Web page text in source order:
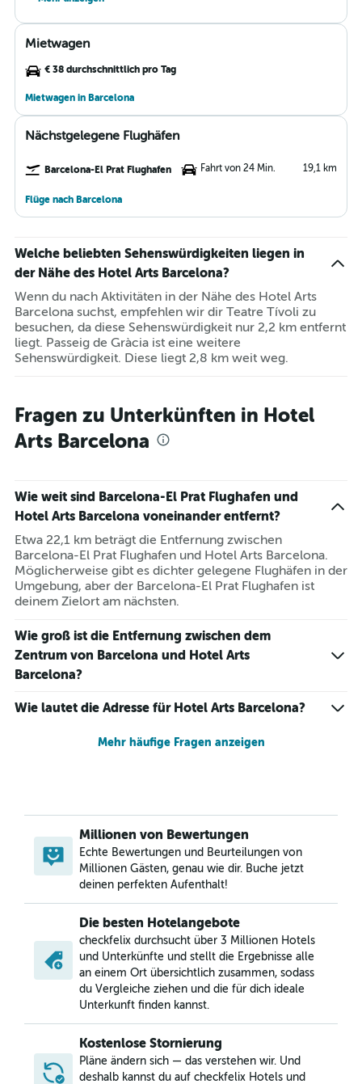
Mietwagen
€ 38 durchschnittlich pro Tag
Mietwagen in Barcelona
Nächstgelegene Flughäfen
Barcelona-El Prat Flughafen Fahrt von 24 Min. 19,1 km
Flüge nach Barcelona
Welche beliebten Sehenswürdigkeiten liegen in
der Nähe des Hotel Arts Barcelona?
Wenn du nach Aktivitäten in der Nähe des Hotel Arts
Barcelona suchst, empfehlen wir dir Teatre Tívoli zu
besuchen, da diese Sehenswürdigkeit nur 2,2 km entfernt
liegt. Passeig de Gràcia ist eine weitere
Sehenswürdigkeit. Diese liegt 2,8 km weit weg.
Fragen zu Unterkünften in Hotel
Arts Barcelona
Wie weit sind Barcelona-El Prat Flughafen und
Hotel Arts Barcelona voneinander entfernt?
Etwa 22,1 km beträgt die Entfernung zwischen
Barcelona-El Prat Flughafen und Hotel Arts Barcelona.
Möglicherweise gibt es dichter gelegene Flughäfen in der
Umgebung, aber der Barcelona-El Prat Flughafen ist
deinem Zielort am nächsten.
Wie groß ist die Entfernung zwischen dem
Zentrum von Barcelona und Hotel Arts
Barcelona?
Wie lautet die Adresse für Hotel Arts Barcelona?
Mehr häufige Fragen anzeigen
Millionen von Bewertungen
Echte Bewertungen und Beurteilungen von
Millionen Gästen, genau wie dir. Buche jetzt
deinen perfekten Aufenthalt!
Die besten Hotelangebote
checkfelix durchsucht über 3 Millionen Hotels
und Unterkünfte und stellt die Ergebnisse alle
an einem Ort übersichtlich zusammen, sodass
du Vergleiche ziehen und die für dich ideale
Unterkunft finden kannst.
Kostenlose Stornierung
Pläne ändern sich — das verstehen wir. Und
deshalb kannst du auf checkfelix Hotels und